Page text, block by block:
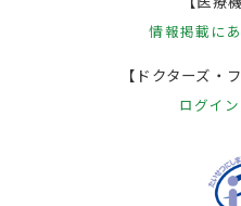
情報掲載に
【ドクターズ・
ログイン